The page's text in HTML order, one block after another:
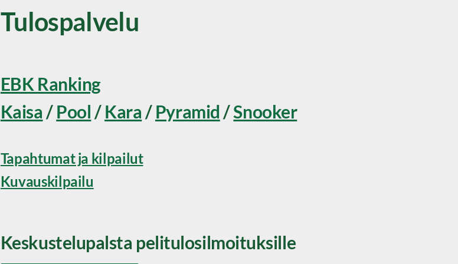
Tulospalvelu
EBK Ranking
Kaisa /Pool /Kara /Pyramid /Snooker
Tapahtumat ja kilpailut
Kuvauskilpailu
Keskustelupalsta pelitulosilmoituksille